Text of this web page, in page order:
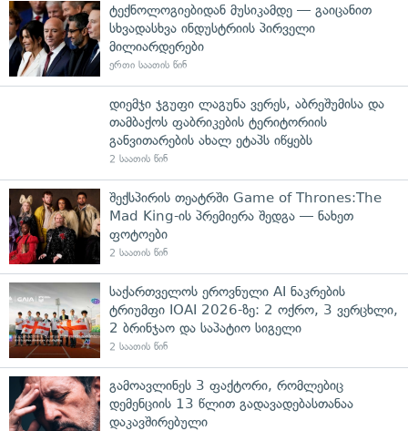
ტექნოლოგიებიდან მუსიკამდე — გაიცანით
სხვადასხვა ინდუსტრიის პირველი
მილიარდერები
ერთი საათის წინ
დიემჯი ჯგუფი ლაგუნა ვერეს, აბრეშუმისა და
თამბაქოს ფაბრიკების ტერიტორიის
განვითარების ახალ ეტაპს იწყებს
2 საათის წინ
შექსპირის თეატრში Game of Thrones:The
Mad King-ის პრემიერა შედგა — ნახეთ
ფოტოები
2 საათის წინ
საქართველოს ეროვნული AI ნაკრების
ტრიუმფი IOAI 2026-ზე: 2 ოქრო, 3 ვერცხლი,
2 ბრინჯაო და საპატიო სიგელი
2 საათის წინ
გამოავლინეს 3 ფაქტორი, რომლებიც
დემენციის 13 წლით გადავადებასთანაა
დაკავშირებული